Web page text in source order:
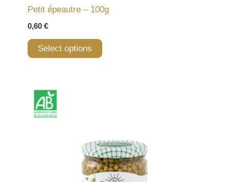
Petit épeautre – 100g
0,60 €
Select options